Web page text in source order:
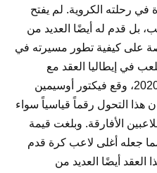
رحلته الكروية. لم يفتح
بل قدم له أيضًا العديد من
على كيفية تطور مسيرته في
في إيطاليا العقد مع
نابولي: انتقال تاريخي في صيف 2020، وقع فيكتور أوسيمين
هذا التحول رقماً قياسياً سواء
الأفارقة. وبلغت قيمة
يورو، مما جعله أغلى لاعب كرة قدم
أيضًا العديد من